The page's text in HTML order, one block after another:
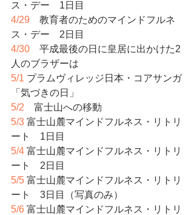
ス・デー　1日目
4/29 教育者のためのマインドフルネ
ス・デー　2日目
4/30 平成最後の日に皇居に出かけた2
人のブラザーは
5/1 プラムヴィレッジ日本・コアサンガ
「気づきの日」
5/2 富士山への移動
5/3 富士山麓マインドフルネス・リトリ
ート　1日目
5/4 富士山麓マインドフルネス・リトリ
ート　2日目
5/5 富士山麓マインドフルネス・リトリ
ート　3日目（写真のみ）
5/6 富士山麓マインドフルネス・リトリ